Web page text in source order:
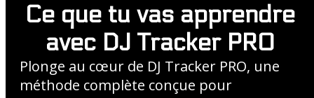
Ce que tu vas apprendre
avec DJ Tracker PRO
Plonge au cœur de DJ Tracker PRO, une
méthode complète conçue pour